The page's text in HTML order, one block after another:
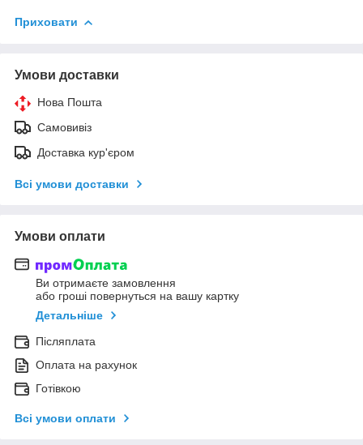
Приховати
Умови доставки
Нова Пошта
Самовивіз
Доставка кур'єром
Всі умови доставки
Умови оплати
Ви отримаєте замовлення
або гроші повернуться на вашу картку
Детальніше
Післяплата
Оплата на рахунок
Готівкою
Всі умови оплати